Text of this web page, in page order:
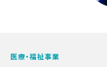
医療・福祉事業